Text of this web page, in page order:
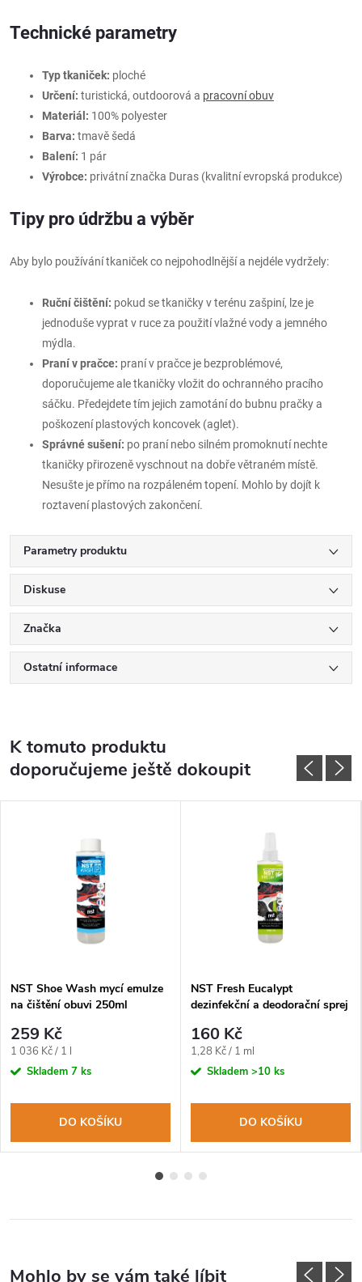
Technické parametry
Typ tkaniček: ploché
Určení: turistická, outdoorová a pracovní obuv
Materiál: 100% polyester
Barva: tmavě šedá
Balení: 1 pár
Výrobce: privátní značka Duras (kvalitní evropská produkce)
Tipy pro údržbu a výběr
Aby bylo používání tkaniček co nejpohodlnější a nejdéle vydržely:
Ruční čištění: pokud se tkaničky v terénu zašpiní, lze je
jednoduše vyprat v ruce za použití vlažné vody a jemného
mýdla.
Praní v pračce: praní v pračce je bezproblémové,
doporučujeme ale tkaničky vložit do ochranného pracího
sáčku. Předejdete tím jejich zamotání do bubnu pračky a
poškození plastových koncovek (aglet).
Správné sušení: po praní nebo silném promoknutí nechte
tkaničky přirozeně vyschnout na dobře větraném místě.
Nesušte je přímo na rozpáleném topení. Mohlo by dojít k
roztavení plastových zakončení.
Parametry produktu
Diskuse
Značka
Ostatní informace
K tomuto produktu
doporučujeme ještě dokoupit
NST Shoe Wash mycí emulze
na čištění obuvi 250ml
259 Kč
Měrná
cena:
1 036 Kč / 1 l
Skladem 7 ks
DO KOŠÍKU
NST Fresh Eucalypt
dezinfekční a deodorační sprej
160 Kč
Měrná
cena:
1,28 Kč / 1 ml
Skladem >10 ks
DO KOŠÍKU